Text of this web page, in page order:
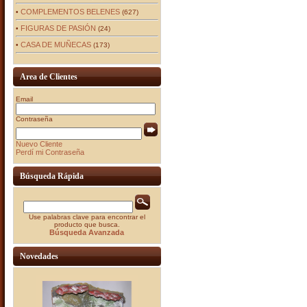
• COMPLEMENTOS BELENES(627)
• FIGURAS DE PASIÓN (24)
• CASA DE MUÑECAS(173)
Area de Clientes
Email
Contraseña
Nuevo Cliente
Perdí mi Contraseña
Búsqueda Rápida
Use palabras clave para encontrar el
producto que busca.
Búsqueda Avanzada
Novedades